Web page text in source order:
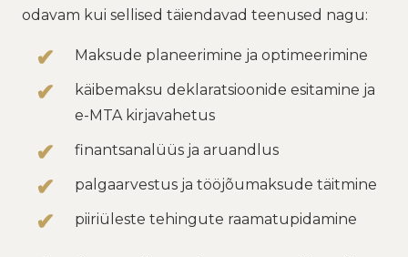
odavam kui sellised täiendavad teenused nagu:
Maksude planeerimine ja optimeerimine
käibemaksu deklaratsioonide esitamine ja
e-MTA kirjavahetus
finantsanalüüs ja aruandlus
palgaarvestus ja tööjõumaksude täitmine
piiriüleste tehingute raamatupidamine